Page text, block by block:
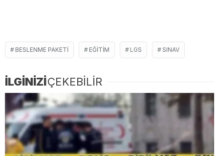
BESLENME PAKETI EĞITIM LGS SINAV
İLGİNİZİÇEKEBİLİR